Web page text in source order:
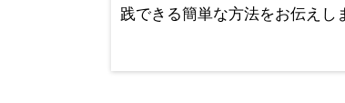
践できる簡単な方法をお伝えし